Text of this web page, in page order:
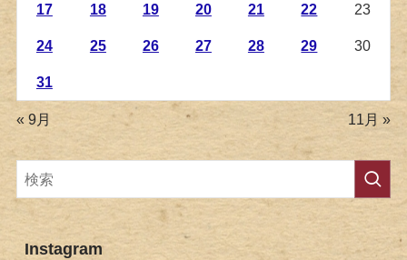
17 18 19 20 21 22 23
24 25 26 27 28 29 30
31
« 9月 11月 »
Instagram